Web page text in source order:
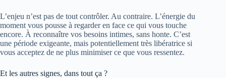
L’enjeu n’est pas de tout contrôler. Au contraire. L’énergie du
moment vous pousse à regarder en face ce qui vous touche
encore. À reconnaître vos besoins intimes, sans honte. C’est
une période exigeante, mais potentiellement très libératrice si
vous acceptez de ne plus minimiser ce que vous ressentez.
Et les autres signes, dans tout ça ?